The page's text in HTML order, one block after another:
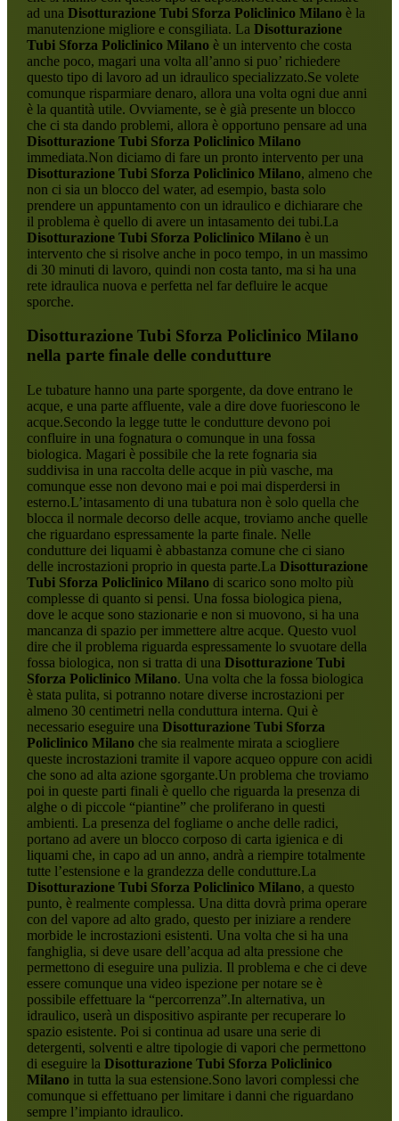
ad una Disotturazione Tubi Sforza Policlinico Milanoè la
manutenzione migliore e consgiliata. La Disotturazione
Tubi Sforza Policlinico Milanoè un intervento che costa
anche poco, magari una volta all’anno si puo’ richiedere
questo tipo di lavoro ad un idraulico specializzato.Se volete
comunque risparmiare denaro, allora una volta ogni due anni
è la quantità utile. Ovviamente, se è già presente un blocco
che ci sta dando problemi, allora è opportuno pensare ad una
Disotturazione Tubi Sforza Policlinico Milano
immediata.Non diciamo di fare un pronto intervento per una
Disotturazione Tubi Sforza Policlinico Milano, almeno che
non ci sia un blocco del water, ad esempio, basta solo
prendere un appuntamento con un idraulico e dichiarare che
il problema è quello di avere un intasamento dei tubi.La
Disotturazione Tubi Sforza Policlinico Milanoè un
intervento che si risolve anche in poco tempo, in un massimo
di 30 minuti di lavoro, quindi non costa tanto, ma si ha una
rete idraulica nuova e perfetta nel far defluire le acque
sporche.
Disotturazione Tubi Sforza Policlinico Milano
nella parte finale delle condutture
Le tubature hanno una parte sporgente, da dove entrano le
acque, e una parte affluente, vale a dire dove fuoriescono le
acque.Secondo la legge tutte le condutture devono poi
confluire in una fognatura o comunque in una fossa
biologica. Magari è possibile che la rete fognaria sia
suddivisa in una raccolta delle acque in più vasche, ma
comunque esse non devono mai e poi mai disperdersi in
esterno.L’intasamento di una tubatura non è solo quella che
blocca il normale decorso delle acque, troviamo anche quelle
che riguardano espressamente la parte finale. Nelle
condutture dei liquami è abbastanza comune che ci siano
delle incrostazioni proprio in questa parte.La Disotturazione
Tubi Sforza Policlinico Milanodi scarico sono molto più
complesse di quanto si pensi. Una fossa biologica piena,
dove le acque sono stazionarie e non si muovono, si ha una
mancanza di spazio per immettere altre acque. Questo vuol
dire che il problema riguarda espressamente lo svuotare della
fossa biologica, non si tratta di una Disotturazione Tubi
Sforza Policlinico Milano. Una volta che la fossa biologica
è stata pulita, si potranno notare diverse incrostazioni per
almeno 30 centimetri nella conduttura interna. Qui è
necessario eseguire una Disotturazione Tubi Sforza
Policlinico Milanoche sia realmente mirata a sciogliere
queste incrostazioni tramite il vapore acqueo oppure con acidi
che sono ad alta azione sgorgante.Un problema che troviamo
poi in queste parti finali è quello che riguarda la presenza di
alghe o di piccole “piantine” che proliferano in questi
ambienti. La presenza del fogliame o anche delle radici,
portano ad avere un blocco corposo di carta igienica e di
liquami che, in capo ad un anno, andrà a riempire totalmente
tutte l’estensione e la grandezza delle condutture.La
Disotturazione Tubi Sforza Policlinico Milano, a questo
punto, è realmente complessa. Una ditta dovrà prima operare
con del vapore ad alto grado, questo per iniziare a rendere
morbide le incrostazioni esistenti. Una volta che si ha una
fanghiglia, si deve usare dell’acqua ad alta pressione che
permettono di eseguire una pulizia. Il problema e che ci deve
essere comunque una video ispezione per notare se è
possibile effettuare la “percorrenza”.In alternativa, un
idraulico, userà un dispositivo aspirante per recuperare lo
spazio esistente. Poi si continua ad usare una serie di
detergenti, solventi e altre tipologie di vapori che permettono
di eseguire la Disotturazione Tubi Sforza Policlinico
Milanoin tutta la sua estensione.Sono lavori complessi che
comunque si effettuano per limitare i danni che riguardano
sempre l’impianto idraulico.